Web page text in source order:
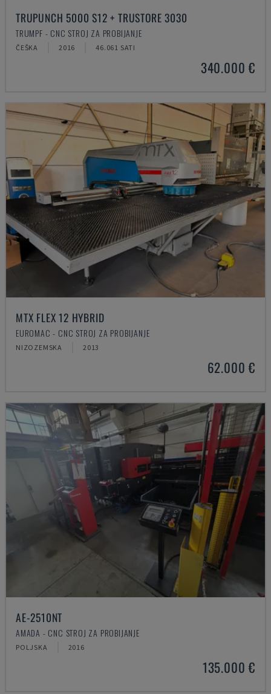
TRUPUNCH 5000 S12 + TRUSTORE 3030
TRUMPF - CNC STROJ ZA PROBIJANJE
ČEŠKA 2016 46.061 SATI
340.000 €
MTX FLEX 12 HYBRID
EUROMAC - CNC STROJ ZA PROBIJANJE
NIZOZEMSKA 2013
62.000 €
AE-2510NT
AMADA - CNC STROJ ZA PROBIJANJE
POLJSKA 2016
135.000 €